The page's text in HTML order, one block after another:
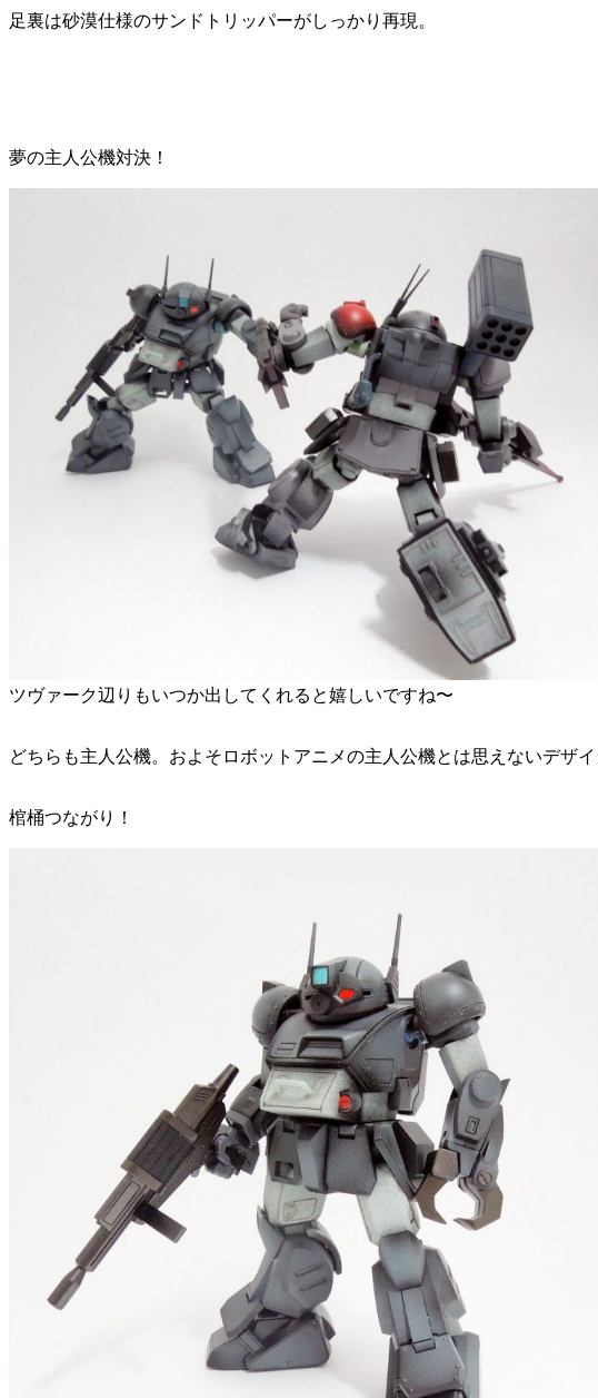
足裏は砂漠仕様のサンドトリッパーがしっかり再現。
夢の主人公機対決！
ツヴァーク辺りもいつか出してくれると嬉しいですね〜
どちらも主人公機。およそロボットアニメの主人公機とは思えないデザイ
棺桶つながり！